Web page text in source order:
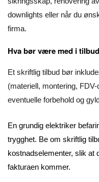
downlights eller når du
firma.
Hva bør være med i
Et skriftlig tilbud bør
(materiell, montering,
eventuelle forbehold og
En grundig elektriker
trygghet. Be om skriftlig
kostnadselementer, slik at
fakturaen kommer.